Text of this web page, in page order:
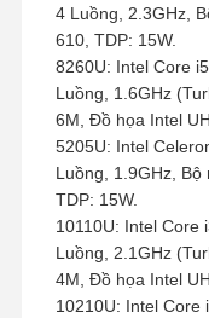
Các tùy chọn
4305U: Intel
Luồng, 2.2GHz, Bộ
610, TDP: 15W.